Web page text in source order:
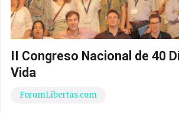
II Congreso Nacional de 40
Vida
ForumLibertas.com